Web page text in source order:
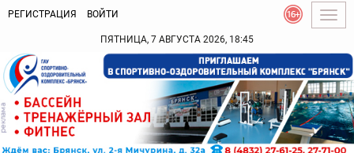
РЕГИСТРАЦИЯ ВОЙТИ
ПЯТНИЦА, 7 АВГУСТА 2026, 18:45